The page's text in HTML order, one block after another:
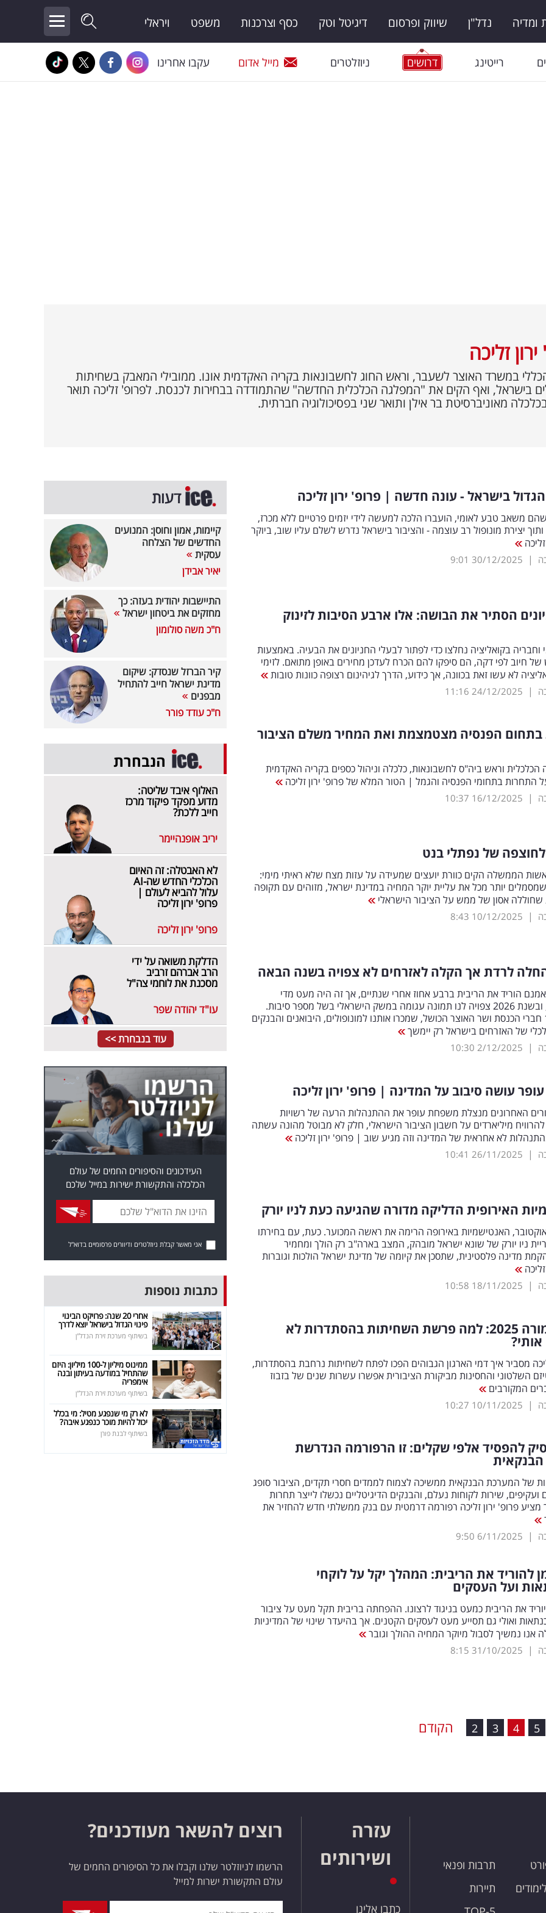
ומדיה נדל"ן שיווק ופרסום דיגיטל וטק כסף וצרכנות משפט ויראלי
רייטינג דרושים ניוזלטרים מייל אדום עקבו אחרינו
זליכה
במשרד האוצר לשעבר, וראש החוג לחשבונאות בקריה האקדמית אונו. ממובילי המאבק בשחיתות
בישראל, ואף הקים את "המפלגה הכלכלית החדשה" שהתמודדה בבחירות לכנסת. לפרופ' זליכה תואר
מאוניברסיטת בר אילן ותואר שני בפסיכולוגיה חברתית.
בישראל - עונה חדשה | פרופ' ירון זליכה
משאב טבע לאומי, הועברו הלכה למעשה לידי יזמים פרטיים ללא מכרז,
יצירת מונופול רב עוצמה - והציבור בישראל נדרש לשלם עליו שוב, ביוקר
|
30/12/2025
9:01
הסתיר את הבושה: אלו ארבע הסיבות לזינוק
וחבריה בקואליציה נחלצו כדי לפתור לבעלי החניונים את הבעיה. באמצעות
חיוב לפי דקה, הם סיפקו להם הכרח לעדכן מחירים באופן מתואם. לזימי
לא עשו זאת בכוונה, אך כידוע, הדרך לגיהינום רצופה כוונות טובות
|
24/12/2025
11:16
הפנסיה מצטמצמת ואת המחיר משלם הציבור
הכלכלית וראש ביה"ס לחשבונאות, כלכלה וניהול כספים בקריה האקדמית
התחרות בתחומי הפנסיה והגמל | הטור המלא של פרופ' ירון זליכה
|
16/12/2025
10:37
לחוצפה של נפתלי בנט
הממשלה הקים כוורת יועצים שמעידה על עזות מצח שלא ראיתי מימי:
יותר מכל את עליית יוקר המחיה במדינת ישראל, מזוהים עם תקופה
שחוללה אסון של ממש על הציבור הישראלי
|
10/12/2025
8:43
לרדת אך הקלה לאזרחים לא צפויה בשנה הבאה
הוריד את הריבית ברבע אחוז אחרי שנתיים, אך זה היה מעט מדי
ומאוחר מדי, ובשנת 2026 צפויה לנו תמונה עגומה במשק הישראלי בשל מספר סיבות.
בראשן, 120 חברי הכנסת ושר האוצר הכושל, שמכרו אותנו למונופולים, היבואנים והבנקים
של האזרחים בישראל רק יימשך
|
2/12/2025
10:30
עושה סיבוב על המדינה | פרופ' ירון זליכה
האחרונים מנצלת משפחת עופר את ההתנהלות הרעה של רשויות
מיליארדים על חשבון הציבור הישראלי, חלק לא מבוטל מהונה עשתה
לא אחראית של המדינה וזה מגיע שוב | פרופ' ירון זליכה
|
26/11/2025
10:41
האירופית הדליקה מדורה שהגיעה כעת לניו יורק
ה-7 באוקטובר, האנטישמיות באירופה הרימה את ראשה המכוער. כעת, עם בחירתו
ניו יורק של שונא ישראל מובהק, המצב בארה"ב רק הולך ומחמיר
מדינה פלסטינית, שתסכן את קיומה של מדינת ישראל הולכות וגוברות
|
18/11/2025
10:58
סדום ועמורה 2025: למה פרשת השחיתות בהסתדרות לא
מסביר איך דמי הארגון הגבוהים הפכו לפתח לשחיתות נרחבת בהסתדרות,
השלטוני והחסינות מביקורת הציבורית אפשרו עשרות שנים של בזבוז
המקורבים
|
10/11/2025
10:27
להפסיד אלפי שקלים: זו הרפורמה הנדרשת
של המערכת הבנקאית ממשיכה לצמוח לממדים חסרי תקדים, הציבור סופג
ועקיפים, שירות לקוחות נעלם, והבנקים הדיגיטליים נכשלו לייצר תחרות
מציע פרופ' ירון זליכה רפורמה דרמטית עם בנק ממשלתי חדש להחזיר את
|
6/11/2025
9:50
להוריד את הריבית: המהלך יקל על לוקחי
ועל העסקים
את הריבית כמעט בניגוד לרצונו. ההפחתה בריבית תקל מעט על ציבור
ואולי גם תסייע מעט לעסקים הקטנים. אך בהיעדר שינוי של המדיניות
אנו נמשיך לסבול מיוקר המחיה ההולך וגובר
|
31/10/2025
8:15
הקודם 2 3 4 5
דעות
קיימות, אמון וחוסן: המנועים
החדשים של הצלחה
עסקית
יאיר אבידן
התיישבות יהודית בעזה: כך
מחזקים את ביטחון ישראל
ח"כ משה סולומון
קיר הברזל שנסדק: שיקום
מדינת ישראל חייב להתחיל
מבפנים
ח"כ עודד פורר
הנבחרת
האלוף איבד שליטה:
מדוע מפקד פיקוד מרכז
חייב ללכת?
יריב אופנהיימר
לא האבטלה: זה האיום
הכלכלי החדש שה-AI
עלול להביא לעולם |
פרופ' ירון זליכה
פרופ' ירון זליכה
הדלקת משואה על ידי
הרב אברהם זרביב
מסכנת את לוחמי צה"ל
עו"ד יהודה שפר
עוד בנבחרת >>
העידכונים והסיפורים החמים של עולם
הכלכלה והתקשורת ישירות במייל שלכם
אני מאשר קבלת ניוזלטרים ודיוורים פרסומיים בדוא"ל
כתבות נוספות
אחרי 20 שנה: פרויקט הבינוי
פינוי הגדול בישראל יוצא לדרך
בשיתוף מערכת זירת הנדל"ן
ממינוס מיליון ל-100 מיליון: היזם
שהתחיל במודעה בעיתון ובנה
אימפריה
בשיתוף מערכת זירת הנדל"ן
לא רק מי שנפגע מטיל: מי בכלל
יכול להיות מוכר כנפגע איבה?
בשיתוף לבנת פורן
תרבות ופנאי
תיירות
עזרה
ושירותים
כתבו אלינו
רוצים להשאר מעודכנים?
הרשמו לניוזלטר שלנו וקבלו את כל הסיפורים החמים של
עולם התקשורת ישרות למייל